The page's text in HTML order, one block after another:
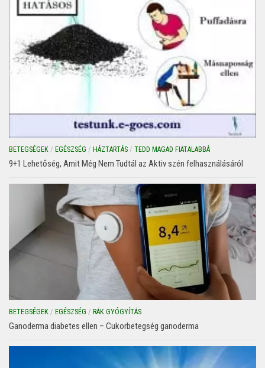
BETEGSÉGEK / EGÉSZSÉG / HÁZTARTÁS / TEDD MAGAD FIATALABBÁ
9+1 Lehetőség, Amit Még Nem Tudtál az Aktiv szén felhasználásáról
BETEGSÉGEK / EGÉSZSÉG / RÁK GYÓGYÍTÁS
Ganoderma diabetes ellen – Cukorbetegség ganoderma